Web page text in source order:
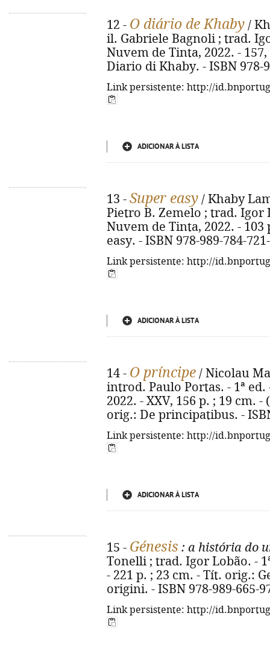
12 - O diário de Khaby /
il. Gabriele Bagnoli ; trad.
Nuvem de Tinta, 2022. -
Diario di Khaby. - ISBN 978-
Link persistente: http://
ADICIONAR À LISTA
13 - Super easy / Khaby
Pietro B. Zemelo ; trad. Igor
Nuvem de Tinta, 2022. -
easy. - ISBN 978-989-784-
Link persistente: http://
ADICIONAR À LISTA
14 - O príncipe / Nicolau
introd. Paulo Portas. - 1ª
2022. - XXV, 156 p. ; 19 cm.
orig.: De principatibus. -
Link persistente: http://
ADICIONAR À LISTA
15 - Génesis : a história do
Tonelli ; trad. Igor Lobão. -
- 221 p. ; 23 cm. - Tít. orig.:
origini. - ISBN 978-989-665-
Link persistente: http://